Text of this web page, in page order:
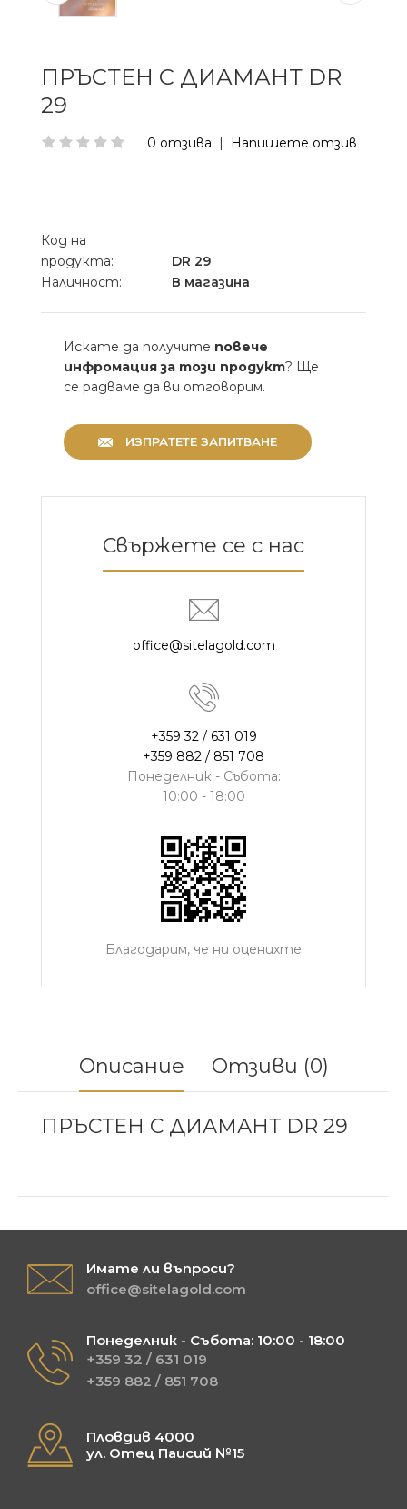
ПРЪСТЕН С ДИАМАНТ DR
29
0 отзива | Напишете отзив
Код на
продукта:
DR 29
Наличност:
В магазина
Искате да получите повече
инфромация за този продукт? Ще
се радваме да ви отговорим.
ИЗПРАТЕТЕ ЗАПИТВАНЕ
Свържете се с нас
office@sitelagold.com
+359 32 / 631 019
+359 882 / 851 708
Понеделник - Събота:
10:00 - 18:00
Благодарим, че ни оценихте
Описание Отзиви (0)
ПРЪСТЕН С ДИАМАНТ DR 29
Имате ли въпроси?
office@sitelagold.com
Понеделник - Събота: 10:00 - 18:00
+359 32 / 631 019
+359 882 / 851 708
Пловдив 4000
ул. Отец Паисий №15